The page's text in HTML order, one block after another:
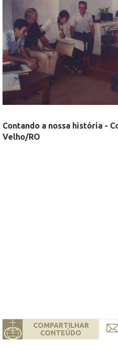
Contando a nossa história -
Velho/RO
COMPARTILHAR
CONTEÚDO